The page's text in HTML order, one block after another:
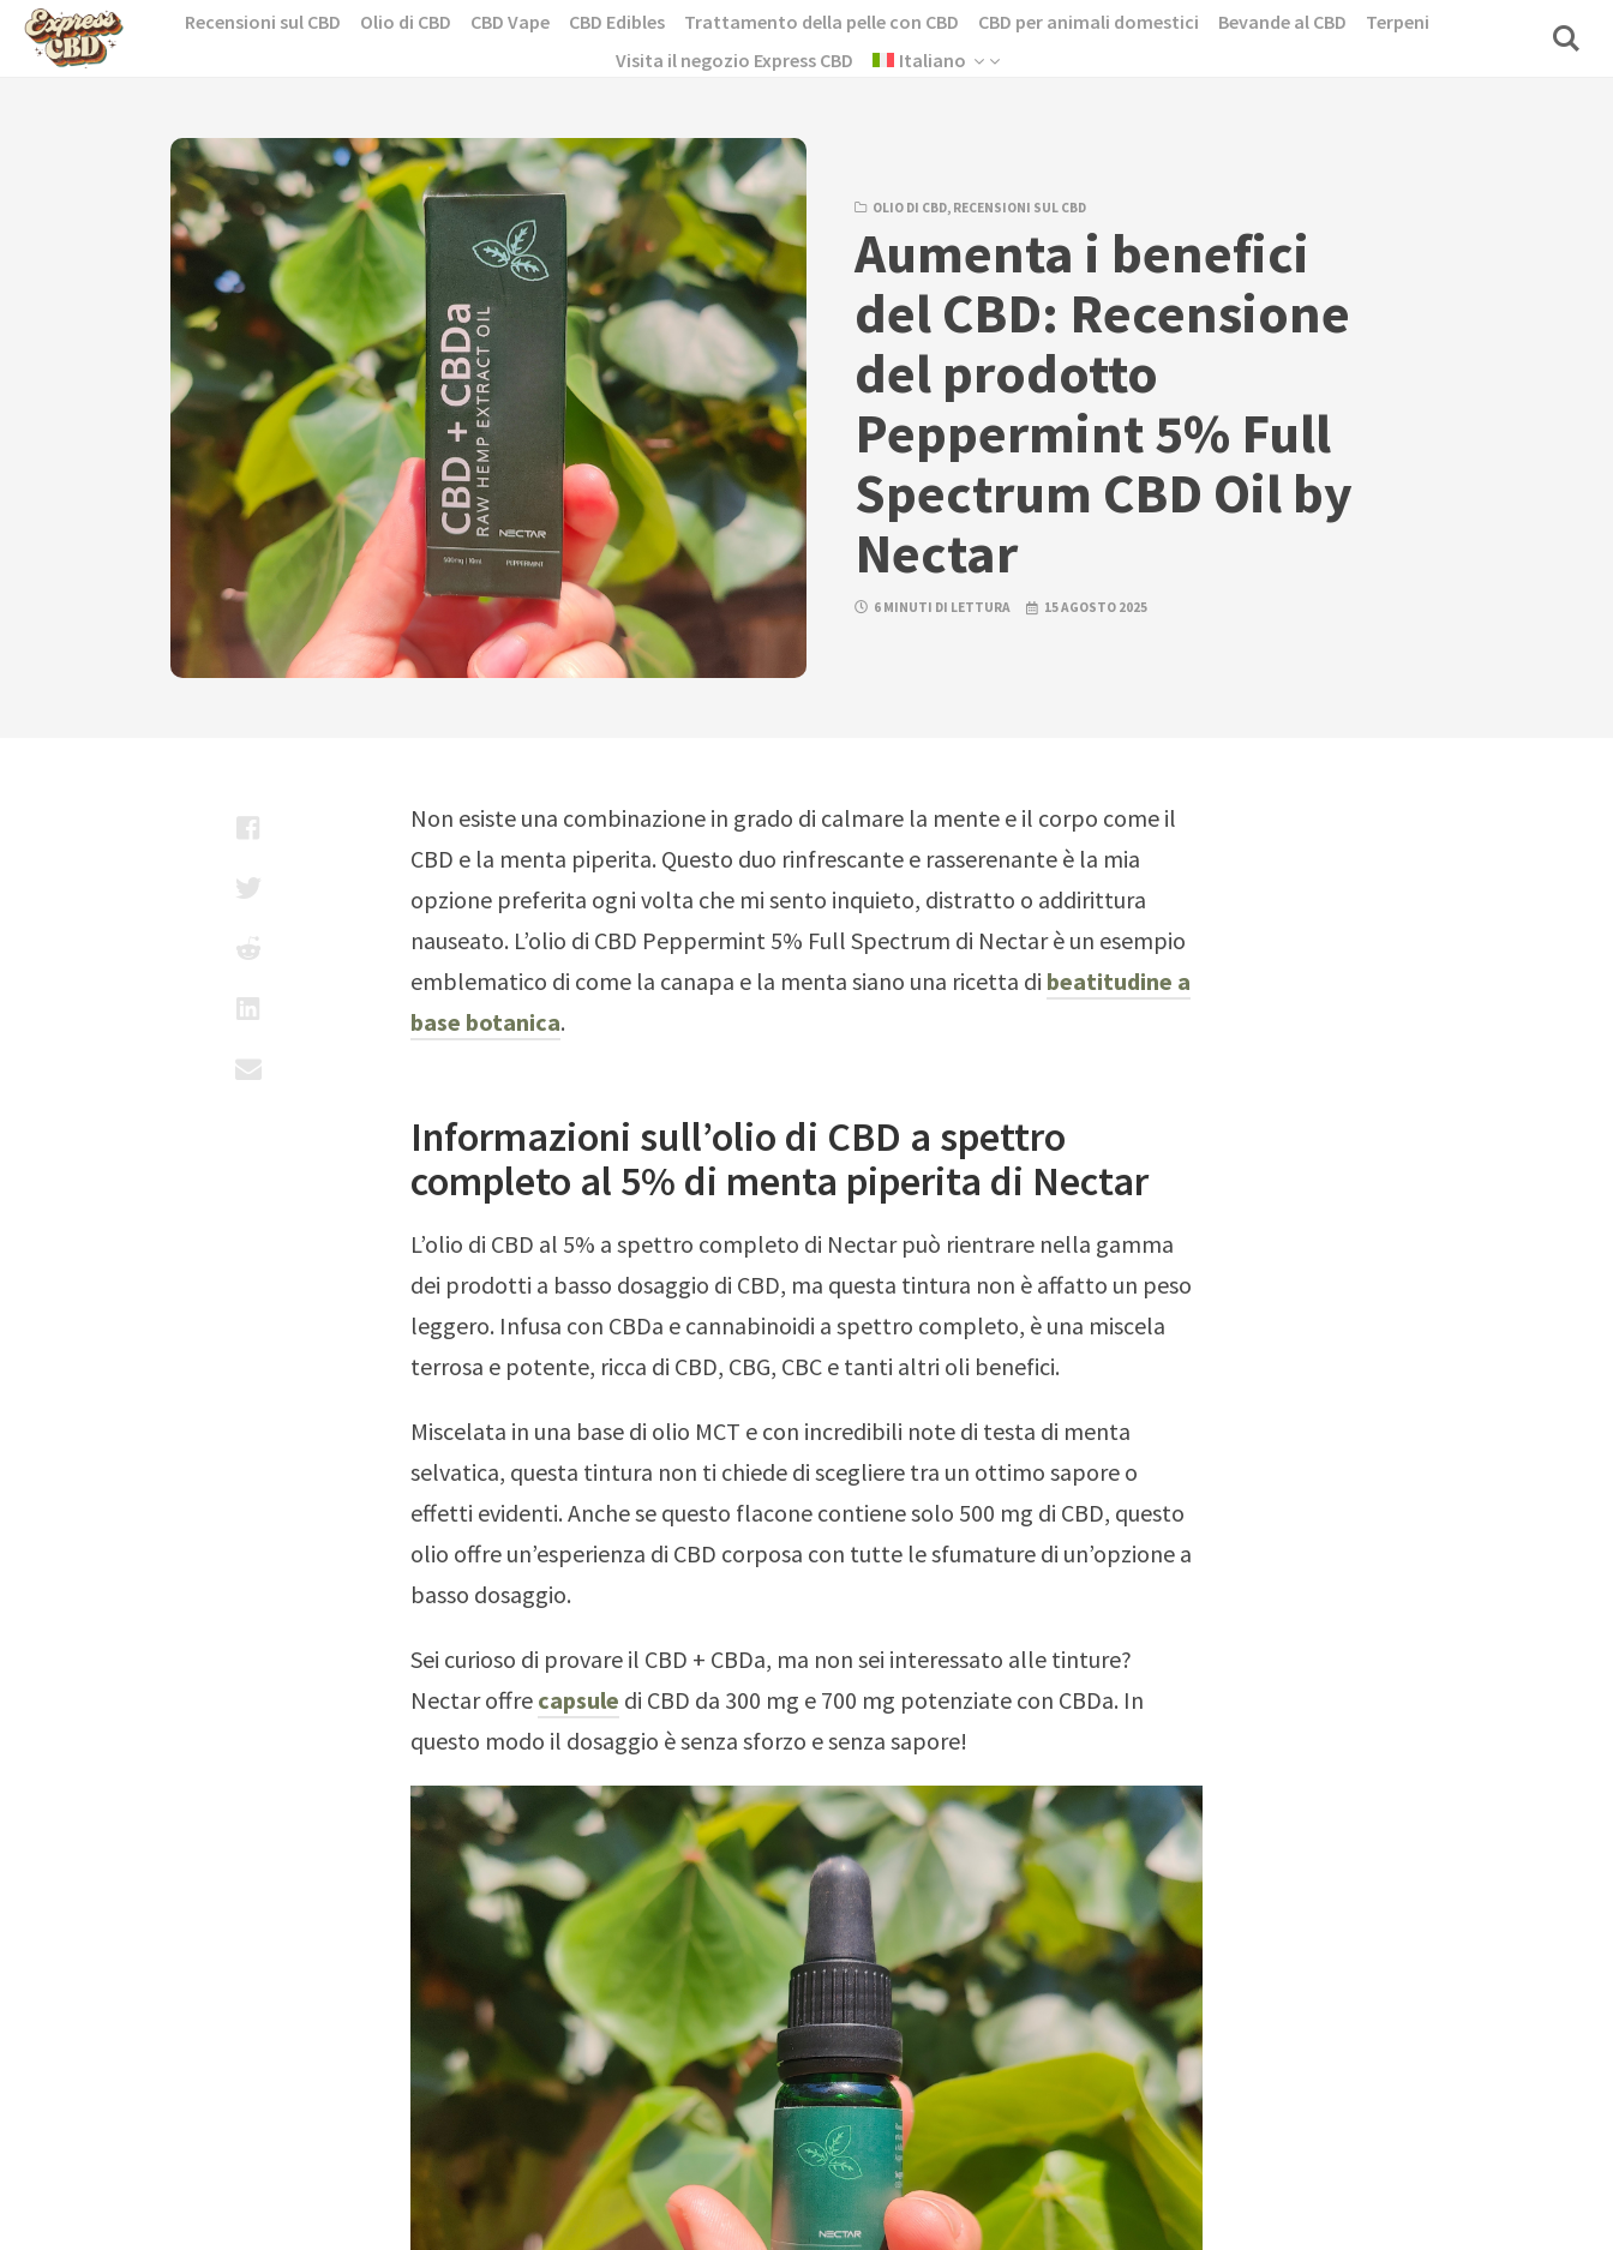
Skip
Recensioni sul CBD Olio di CBD CBD Vape CBD Edibles Trattamento della pelle con CBD CBD per animali domestici Bevande al CBD
Terpeni
Visita il negozio Express CBD
Italiano
OLIO DI CBD, RECENSIONI SUL CBD
Aumenta i benefici
del CBD: Recensione
del prodotto
Peppermint 5% Full
Spectrum CBD Oil by
Nectar
6 MINUTI DI LETTURA 15 AGOSTO 2025
Non esiste una combinazione in grado di calmare la mente e il corpo come il
CBD e la menta piperita. Questo duo rinfrescante e rasserenante è la mia
opzione preferita ogni volta che mi sento inquieto, distratto o addirittura
nauseato. L’olio di CBD Peppermint 5% Full Spectrum di Nectar è un esempio
emblematico di come la canapa e la menta siano una ricetta di beatitudine a
base botanica.
Informazioni sull’olio di CBD a spettro
completo al 5% di menta piperita di Nectar
L’olio di CBD al 5% a spettro completo di Nectar può rientrare nella gamma
dei prodotti a basso dosaggio di CBD, ma questa tintura non è affatto un peso
leggero. Infusa con CBDa e cannabinoidi a spettro completo, è una miscela
terrosa e potente, ricca di CBD, CBG, CBC e tanti altri oli benefici.
Miscelata in una base di olio MCT e con incredibili note di testa di menta
selvatica, questa tintura non ti chiede di scegliere tra un ottimo sapore o
effetti evidenti. Anche se questo flacone contiene solo 500 mg di CBD, questo
olio offre un’esperienza di CBD corposa con tutte le sfumature di un’opzione a
basso dosaggio.
Sei curioso di provare il CBD + CBDa, ma non sei interessato alle tinture?
Nectar offre capsule di CBD da 300 mg e 700 mg potenziate con CBDa. In
questo modo il dosaggio è senza sforzo e senza sapore!